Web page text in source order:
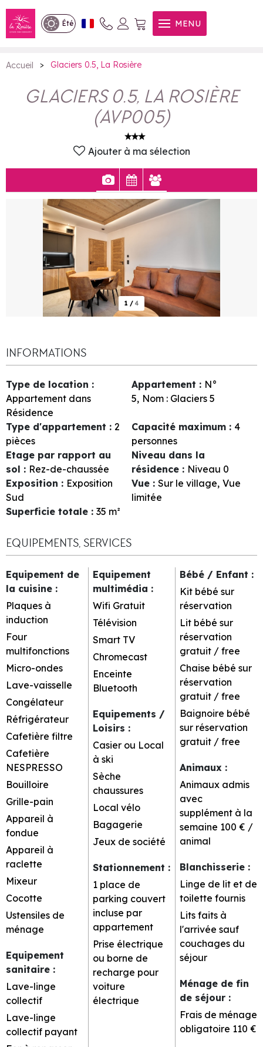
Été MENU
Glaciers 0.5, La Rosière
Accueil > Glaciers 0.5, La Rosière
GLACIERS 0.5, LA ROSIÈRE
(AVP005)
Ajouter à ma sélection
1 / 4
INFORMATIONS
Type de location :
Appartement dans
Résidence
Appartement : N°
5 Nom : Glaciers 5
Type d'appartement : 2
pièces
Capacité maximum : 4
personnes
Etage par rapport au
sol : Rez-de-chaussée
Niveau dans la
résidence : Niveau 0
Exposition : Exposition
Sud
Vue : Sur le village Vue
limitée
Superficie totale : 35 m²
EQUIPEMENTS, SERVICES
Equipement de
la cuisine :
Plaques à
induction
Four
multifonctions
Micro-ondes
Lave-vaisselle
Congélateur
Réfrigérateur
Cafetière filtre
Cafetière
NESPRESSO
Bouilloire
Grille-pain
Appareil à
fondue
Appareil à
raclette
Mixeur
Cocotte
Ustensiles de
ménage
Equipement
sanitaire :
Lave-linge
collectif
Lave-linge
collectif payant
Equipement
multimédia :
Wifi Gratuit
Télévision
Smart TV
Chromecast
Enceinte
Bluetooth
Equipements /
Loisirs :
Casier ou Local
à ski
Sèche
chaussures
Local vélo
Bagagerie
Jeux de société
Stationnement :
1 place de
parking couvert
incluse par
appartement
Prise électrique
ou borne de
recharge pour
voiture
électrique
Bébé / Enfant :
Kit bébé sur
réservation
Lit bébé sur
réservation
gratuit / free
Chaise bébé sur
réservation
gratuit / free
Baignoire bébé
sur réservation
gratuit / free
Animaux :
Animaux admis
avec
supplément à la
semaine 100 € /
animal
Blanchisserie :
Linge de lit et de
toilette fournis
Lits faits à
l'arrivée sauf
couchages du
séjour
Ménage de fin
de séjour :
Frais de ménage
obligatoire 110 €